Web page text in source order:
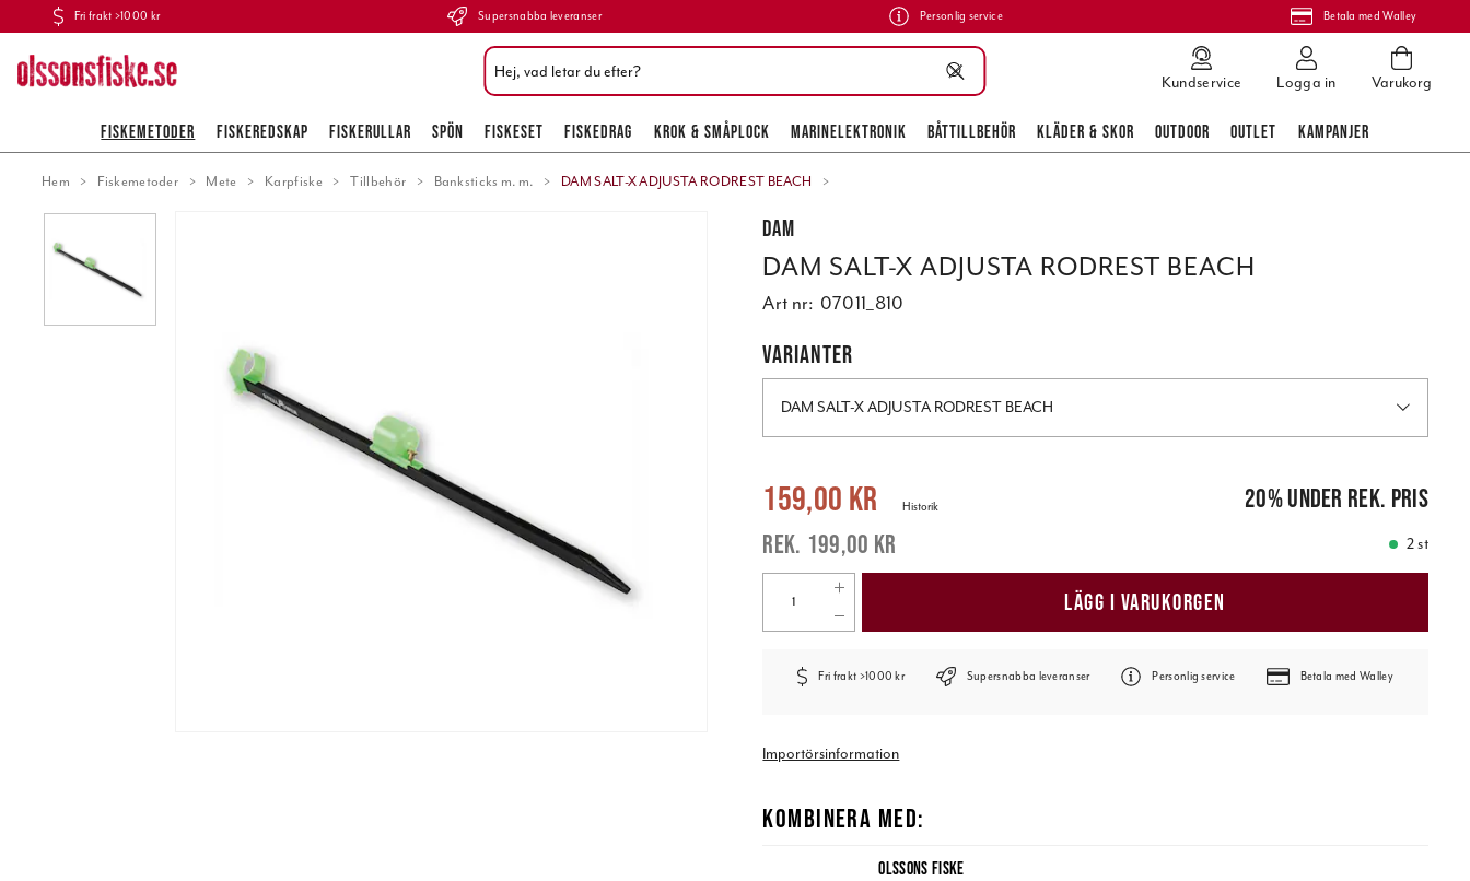
Fri frakt >1000 kr Supersnabba leveranser Personlig service Betala med Walley
Kundservice Logga in Varukorg
FISKEMETODER FISKEREDSKAP FISKERULLAR SPÖN FISKESET FISKEDRAG KROK & SMÅPLOCK MARINELEKTRONIK BÅTTILLBEHÖR KLÄDER & SKOR OUTDOOR OUTLET KAMPANJER
Hem Fiskemetoder Mete Karpfiske Tillbehör Banksticks m. m. DAM SALT-X ADJUSTA RODREST BEACH
DAM
DAM SALT-X ADJUSTA RODREST BEACH
Art nr: 07011_810
VARIANTER
DAM SALT-X ADJUSTA RODREST BEACH
Nuvarande pris:159,00 kr
159,00 kr
199,00 kr
Historik 20%under rek. pris
2 st
LÄGG I VARUKORGEN
Fri frakt >1000 kr Supersnabba leveranser Personlig service Betala med Walley
Importörsinformation
KOMBINERA MED:
OLSSONS FISKE